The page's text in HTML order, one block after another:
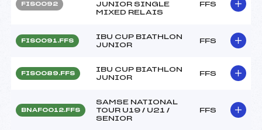
FIS0092
JUNIOR SINGLE
MIXED RELAIS
FFS
FIS0091.FFS
IBU CUP BIATHLON
JUNIOR
FFS
FIS0089.FFS
IBU CUP BIATHLON
JUNIOR
FFS
BNAF0012.FFS
SAMSE NATIONAL
TOUR U19 / U21 /
SENIOR
FFS